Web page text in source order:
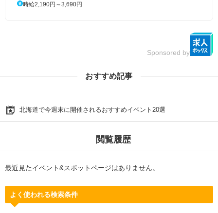
時給2,190円～3,690円
Sponsored by
おすすめ記事
北海道で今週末に開催されるおすすめイベント20選
閲覧履歴
最近見たイベント&スポットページはありません。
よく使われる検索条件